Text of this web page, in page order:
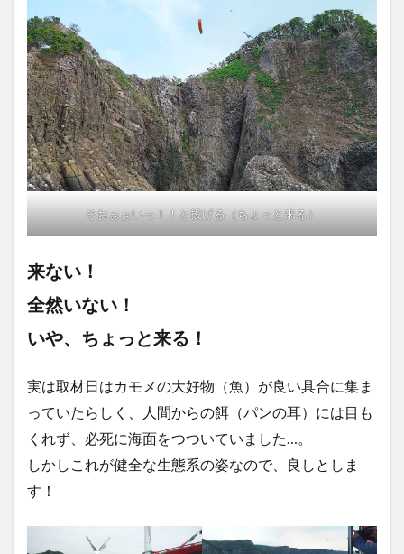
そおぉぉいっ！！と投げる（ちょっと来る）
来ない！
全然いない！
いや、ちょっと来る！
実は取材日はカモメの大好物（魚）が良い具合に集ま
っていたらしく、人間からの餌（パンの耳）には目も
くれず、必死に海面をつついていました…。
しかしこれが健全な生態系の姿なので、良しとしま
す！